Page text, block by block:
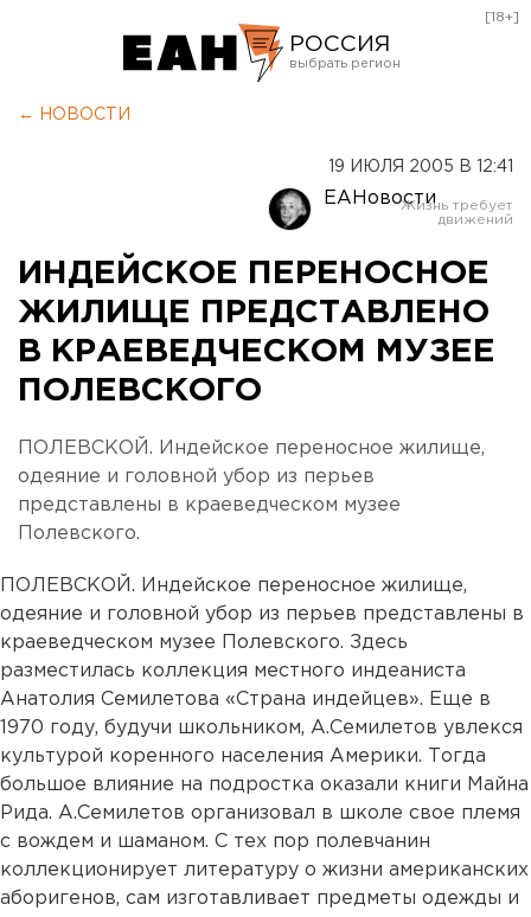
РОССИЯ
Оренбург
[18+]
← НОВОСТИ
19 ИЮЛЯ 2005 В 12:41
ЕАНовости
ИНДЕЙСКОЕ ПЕРЕНОСНОЕ
ЖИЛИЩЕ ПРЕДСТАВЛЕНО
В КРАЕВЕДЧЕСКОМ МУЗЕЕ
ПОЛЕВСКОГО
ПОЛЕВСКОЙ. Индейское переносное жилище,
одеяние и головной убор из перьев
представлены в краеведческом музее
Полевского.
ПОЛЕВСКОЙ. Индейское переносное жилище,
одеяние и головной убор из перьев представлены в
краеведческом музее Полевского. Здесь
разместилась коллекция местного индеаниста
Анатолия Семилетова «Страна индейцев». Еще в
1970 году, будучи школьником, А.Семилетов увлекся
культурой коренного населения Америки. Тогда
большое влияние на подростка оказали книги Майна
Рида. А.Семилетов организовал в школе свое племя
с вождем и шаманом. С тех пор полевчанин
коллекционирует литературу о жизни американских
аборигенов, сам изготавливает предметы одежды и